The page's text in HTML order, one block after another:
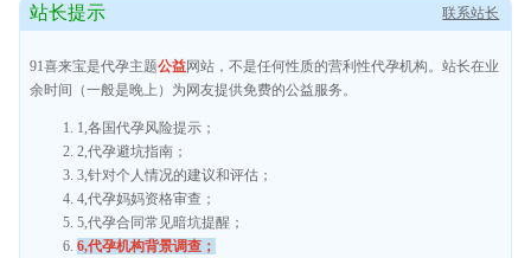
站长提示
91喜来宝是代孕主题公益网站，不是任何性质的营利性代孕机构。站长在业
余时间（一般是晚上）为网友提供免费的公益服务。
1,各国代孕风险提示；
2,代孕避坑指南；
3,针对个人情况的建议和评估；
4,代孕妈妈资格审查；
5,代孕合同常见暗坑提醒；
6,代孕机构背景调查；
联系站长